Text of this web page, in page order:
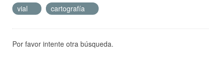
vial
cartografía
Por favor intente otra búsqueda.